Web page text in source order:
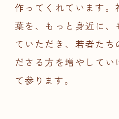
作ってくれています。
葉を、もっと身近に、
ていただき、若者たち
ださる方を増やしてい
て参ります。